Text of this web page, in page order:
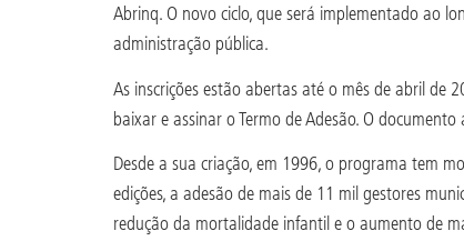
Abrinq. O novo ciclo, que será implementado ao
administração pública.
As inscrições estão abertas até o mês de abril de
baixar e assinar o Termo de Adesão. O
Desde a sua criação, em 1996, o programa tem
edições, a adesão de mais de 11 mil gestores
redução da mortalidade infantil e o aumento de